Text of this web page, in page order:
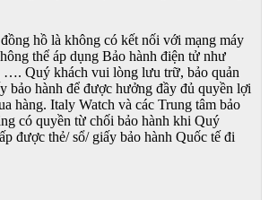
hồ là không có kết nối với mạng máy
thể áp dụng Bảo hành điện tử như
…. Quý khách vui lòng lưu trữ, bảo quản
bảo hành để được hưởng đầy đủ quyền lợi
hàng. Italy Watch và các Trung tâm bảo
có quyền từ chối bảo hành khi Quý
được thẻ/ sổ/ giấy bảo hành Quốc tế đi